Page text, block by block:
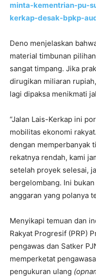
minta-kementrian-pu-
kerkap-desak-bpkp-
Deno menjelaskan
material timbunan
sangat timpang. Jika
dirugikan miliaran
lagi dipaksa menikmati
“Jalan Lais-Kerkap ini
mobilitas ekonomi
dengan memperbanyak
rekatnya rendah, kami
setelah proyek selesai,
bergelombang. Ini
anggaran yang polanya
Menyikapi temuan dan
Rakyat Progresif (PRP)
pengawas dan Satker
memperketat
pengukuran ulang